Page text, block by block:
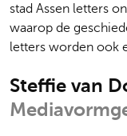
stad Assen letters
waarop de
letters worden ook
Steffie van